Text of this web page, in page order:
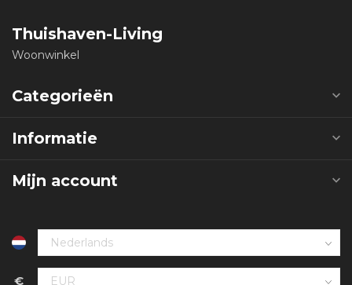
Thuishaven-Living
Woonwinkel
Categorieën
Informatie
Mijn account
€